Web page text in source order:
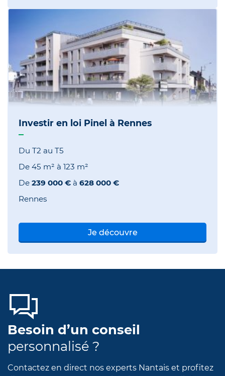
Investir en loi Pinel à Rennes
Du T2 au T5
De 45 m² à 123 m²
De 239 000 € à 628 000 €
Rennes
Je découvre
Besoin d’un conseil
personnalisé ?
Contactez en direct nos experts Nantais et profitez